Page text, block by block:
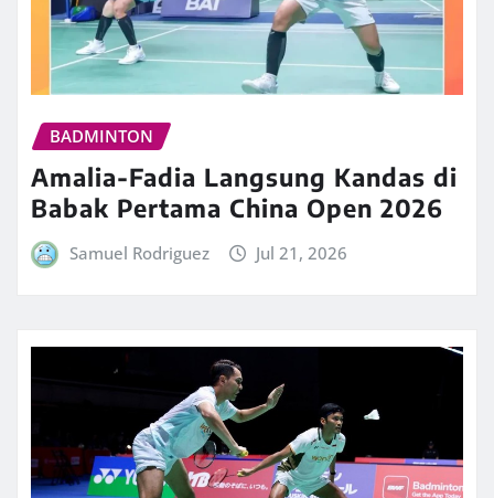
BADMINTON
Amalia-Fadia Langsung Kandas di
Babak Pertama China Open 2026
Samuel Rodriguez Jul 21, 2026